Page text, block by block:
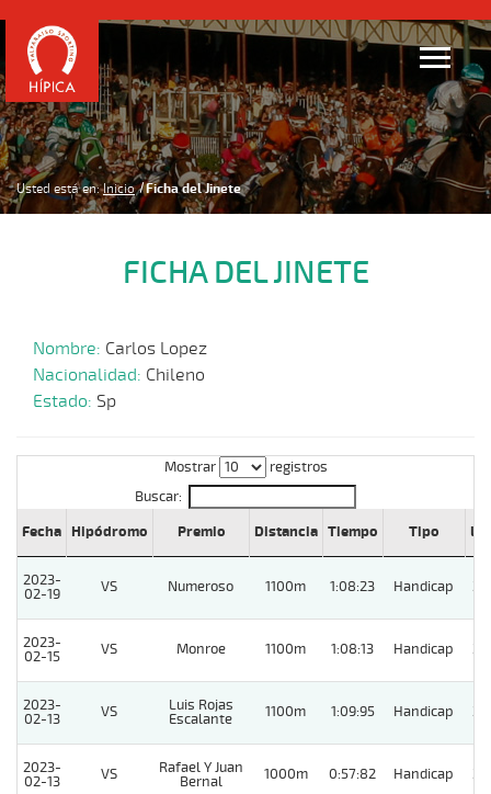
Usted está en: Inicio Ficha del Jinete
FICHA DEL JINETE
Nombre: Carlos Lopez
Nacionalidad: Chileno
Estado: Sp
Mostrar
registros
Buscar:
Fecha
Hipódromo Premio Distancia Tiempo Tipo Lº
2023-
02-19
VS Numeroso 1100m 1:08:23 Handicap 3
2023-
02-15
VS Monroe 1100m 1:08:13 Handicap 3
2023-
02-13
VS
Luis Rojas
Escalante
1100m 1:09:95 Handicap 2
2023-
02-13
VS
Rafael Y Juan
Bernal
1000m 0:57:82 Handicap 3